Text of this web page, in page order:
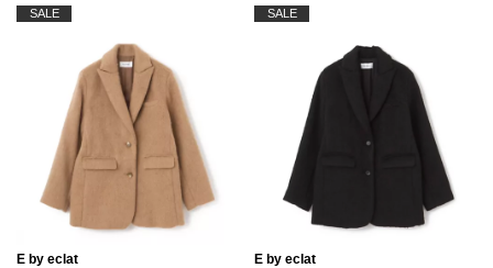
SALE
E by eclat
SALE
E by eclat